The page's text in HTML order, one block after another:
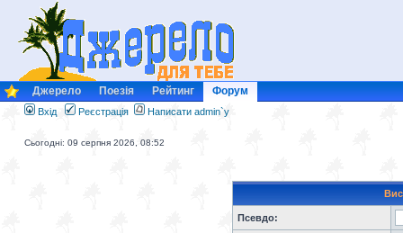
Джерело Поезія Рейтинг Форум
Вхід Реєстрація Написати admin`у
Сьогодні: 09 серпня 2026, 08:52
Псевдо: